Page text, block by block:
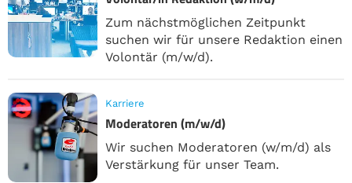
Zum nächstmöglichen Zeitpunkt
suchen wir für unsere Redaktion einen
Volontär (m/w/d).
Karriere
Moderatoren (m/w/d)
Wir suchen Moderatoren (w/m/d) als
Verstärkung für unser Team.